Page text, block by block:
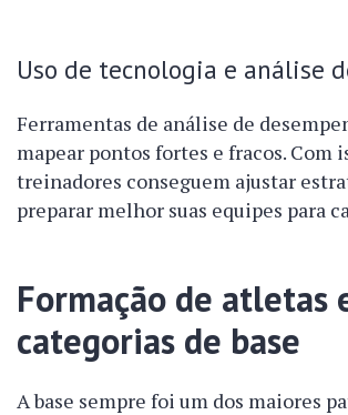
Uso de tecnologia e análise
Ferramentas de análise de
mapear pontos fortes e fracos. Com
treinadores conseguem ajustar
preparar melhor suas equipes para
Formação de atletas
categorias de base
A base sempre foi um dos maiores